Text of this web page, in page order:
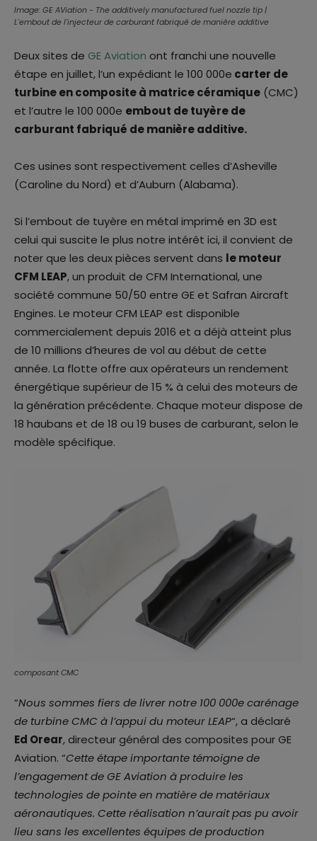
Image: GE AViation - The additively manufactured fuel nozzle tip |
L'embout de l'injecteur de carburant fabriqué de manière additive
Deux sites de GE Aviation ont franchi une nouvelle
étape en juillet, l’un expédiant le 100 000e carter de
turbine en composite à matrice céramique (CMC)
et l’autre le 100 000e embout de tuyère de
carburant fabriqué de manière additive.
Ces usines sont respectivement celles d’Asheville
(Caroline du Nord) et d’Auburn (Alabama).
Si l’embout de tuyère en métal imprimé en 3D est
celui qui suscite le plus notre intérêt ici, il convient de
noter que les deux pièces servent dans le moteur
CFM LEAP, un produit de CFM International, une
société commune 50/50 entre GE et Safran Aircraft
Engines. Le moteur CFM LEAP est disponible
commercialement depuis 2016 et a déjà atteint plus
de 10 millions d’heures de vol au début de cette
année. La flotte offre aux opérateurs un rendement
énergétique supérieur de 15 % à celui des moteurs de
la génération précédente. Chaque moteur dispose de
18 haubans et de 18 ou 19 buses de carburant, selon le
modèle spécifique.
composant CMC
“Nous sommes fiers de livrer notre 100 000e carénage
de turbine CMC à l’appui du moteur LEAP“, a déclaré
Ed Orear, directeur général des composites pour GE
Aviation. “Cette étape importante témoigne de
l’engagement de GE Aviation à produire les
technologies de pointe en matière de matériaux
aéronautiques. Cette réalisation n’aurait pas pu avoir
lieu sans les excellentes équipes de production